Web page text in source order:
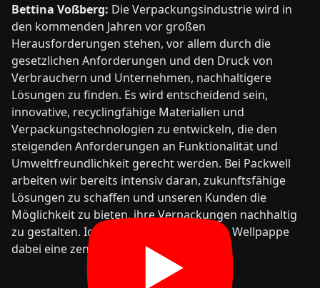
Bettina Voßberg: Die Verpackungsindustrie wird in
den kommenden Jahren vor großen
Herausforderungen stehen, vor allem durch die
gesetzlichen Anforderungen und den Druck von
Verbrauchern und Unternehmen, nachhaltigere
Lösungen zu finden. Es wird entscheidend sein,
innovative, recyclingfähige Materialien und
Verpackungstechnologien zu entwickeln, die den
steigenden Anforderungen an Funktionalität und
Umweltfreundlichkeit gerecht werden. Bei Packwell
arbeiten wir bereits intensiv daran, zukunftsfähige
Lösungen zu schaffen und unseren Kunden die
Möglichkeit zu bieten, ihre Verpackungen nachhaltig
zu gestalten. Ich bin überzeugt, dass die Wellpappe
dabei eine zentrale Rolle spielen wird.